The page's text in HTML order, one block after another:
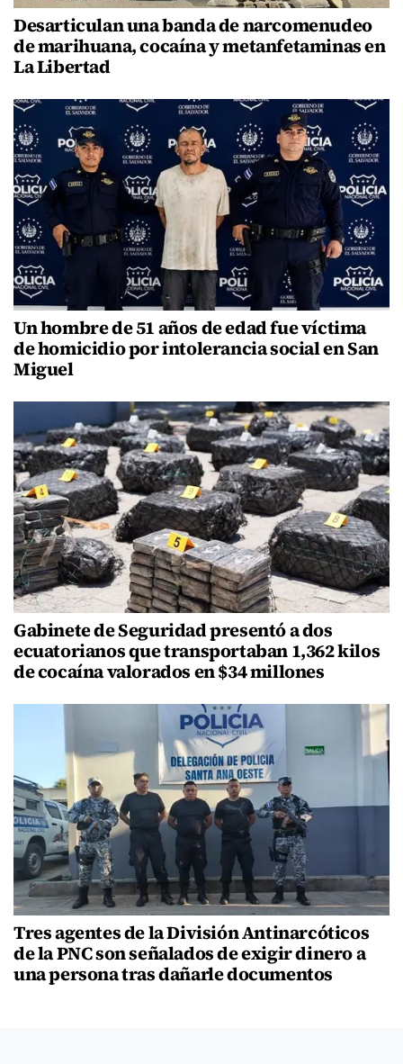
Desarticulan una banda de narcomenudeo
de marihuana, cocaína y metanfetaminas en
La Libertad
Un hombre de 51 años de edad fue víctima
de homicidio por intolerancia social en San
Miguel
Gabinete de Seguridad presentó a dos
ecuatorianos que transportaban 1,362 kilos
de cocaína valorados en $34 millones
Tres agentes de la División Antinarcóticos
de la PNC son señalados de exigir dinero a
una persona tras dañarle documentos